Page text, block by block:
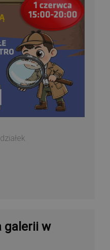
galerii w